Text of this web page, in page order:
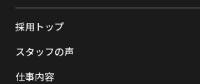
採用トップ
スタッフの声
仕事内容